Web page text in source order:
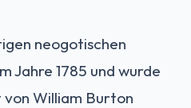
neogotischen
Jahre 1785 und wurde
William Burton